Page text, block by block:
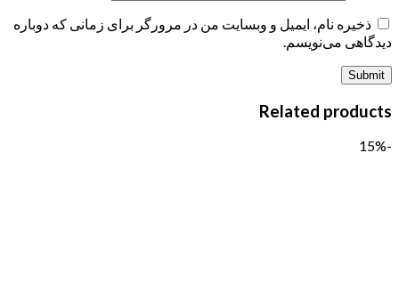
ذخیره نام، ایمیل و وبسایت من در مرورگر برای زمانی که دوباره
دیدگاهی می‌نویسم.
Related products
-15%